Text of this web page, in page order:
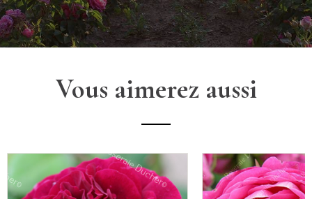
Vous aimerez aussi